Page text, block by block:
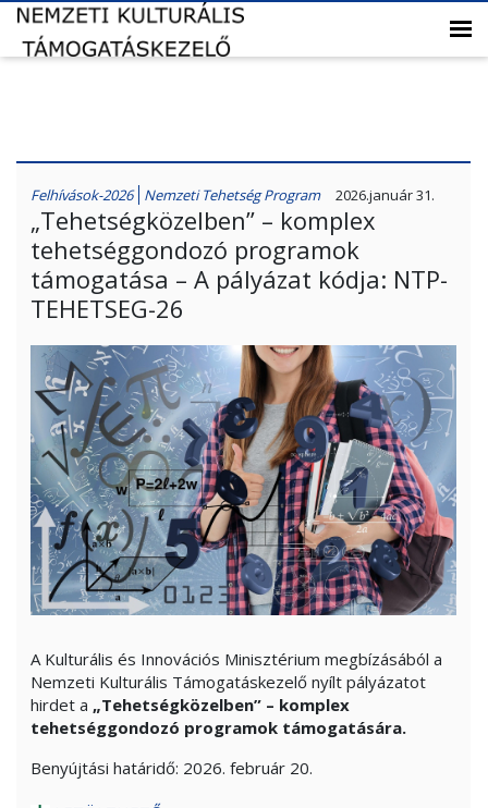
Felhívások-2026 Nemzeti Tehetség Program 2026.január 31.
„Tehetségközelben” – komplex
tehetséggondozó programok
támogatása – A pályázat kódja: NTP-
TEHETSEG-26
A Kulturális és Innovációs Minisztérium megbízásából a
Nemzeti Kulturális Támogatáskezelő nyílt pályázatot
hirdet a „Tehetségközelben” – komplex
tehetséggondozó programok támogatására.
Benyújtási határidő: 2026. február 20.